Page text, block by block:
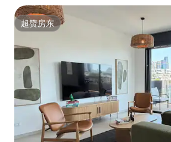
超赞房东
超赞房东